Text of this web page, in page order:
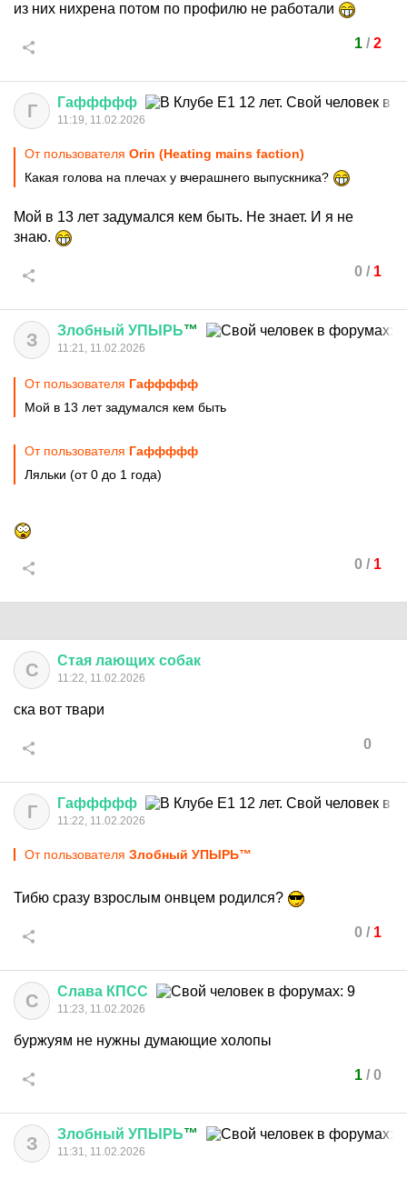
из них нихрена потом по профилю не работали
1/ 2
Г Гаффффф
11:19, 11.02.2026
От пользователя Orin (Heating mains faction)
Какая голова на плечах у вчерашнего выпускника?
Мой в 13 лет задумался кем быть. Не знает. И я не
знаю.
0 / 1
З Злобный УПЫРЬ™
11:21, 11.02.2026
От пользователя Гаффффф
Мой в 13 лет задумался кем быть
От пользователя Гаффффф
Ляльки (от 0 до 1 года)
0 / 1
С Стая лающих собак
11:22, 11.02.2026
ска вот твари
0
Г Гаффффф
11:22, 11.02.2026
От пользователя Злобный УПЫРЬ™
Тибю сразу взрослым онвцем родился?
0 / 1
С Слава КПСС
11:23, 11.02.2026
буржуям не нужны думающие холопы
1/ 0
З Злобный УПЫРЬ™
11:31, 11.02.2026